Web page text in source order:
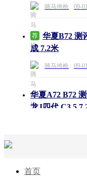
骑马挎枪 09-01
荐
华夏B72 测
成 7.2米
骑马挎枪 09-01
华夏A72 B72
龙J四代 C3.5
首页